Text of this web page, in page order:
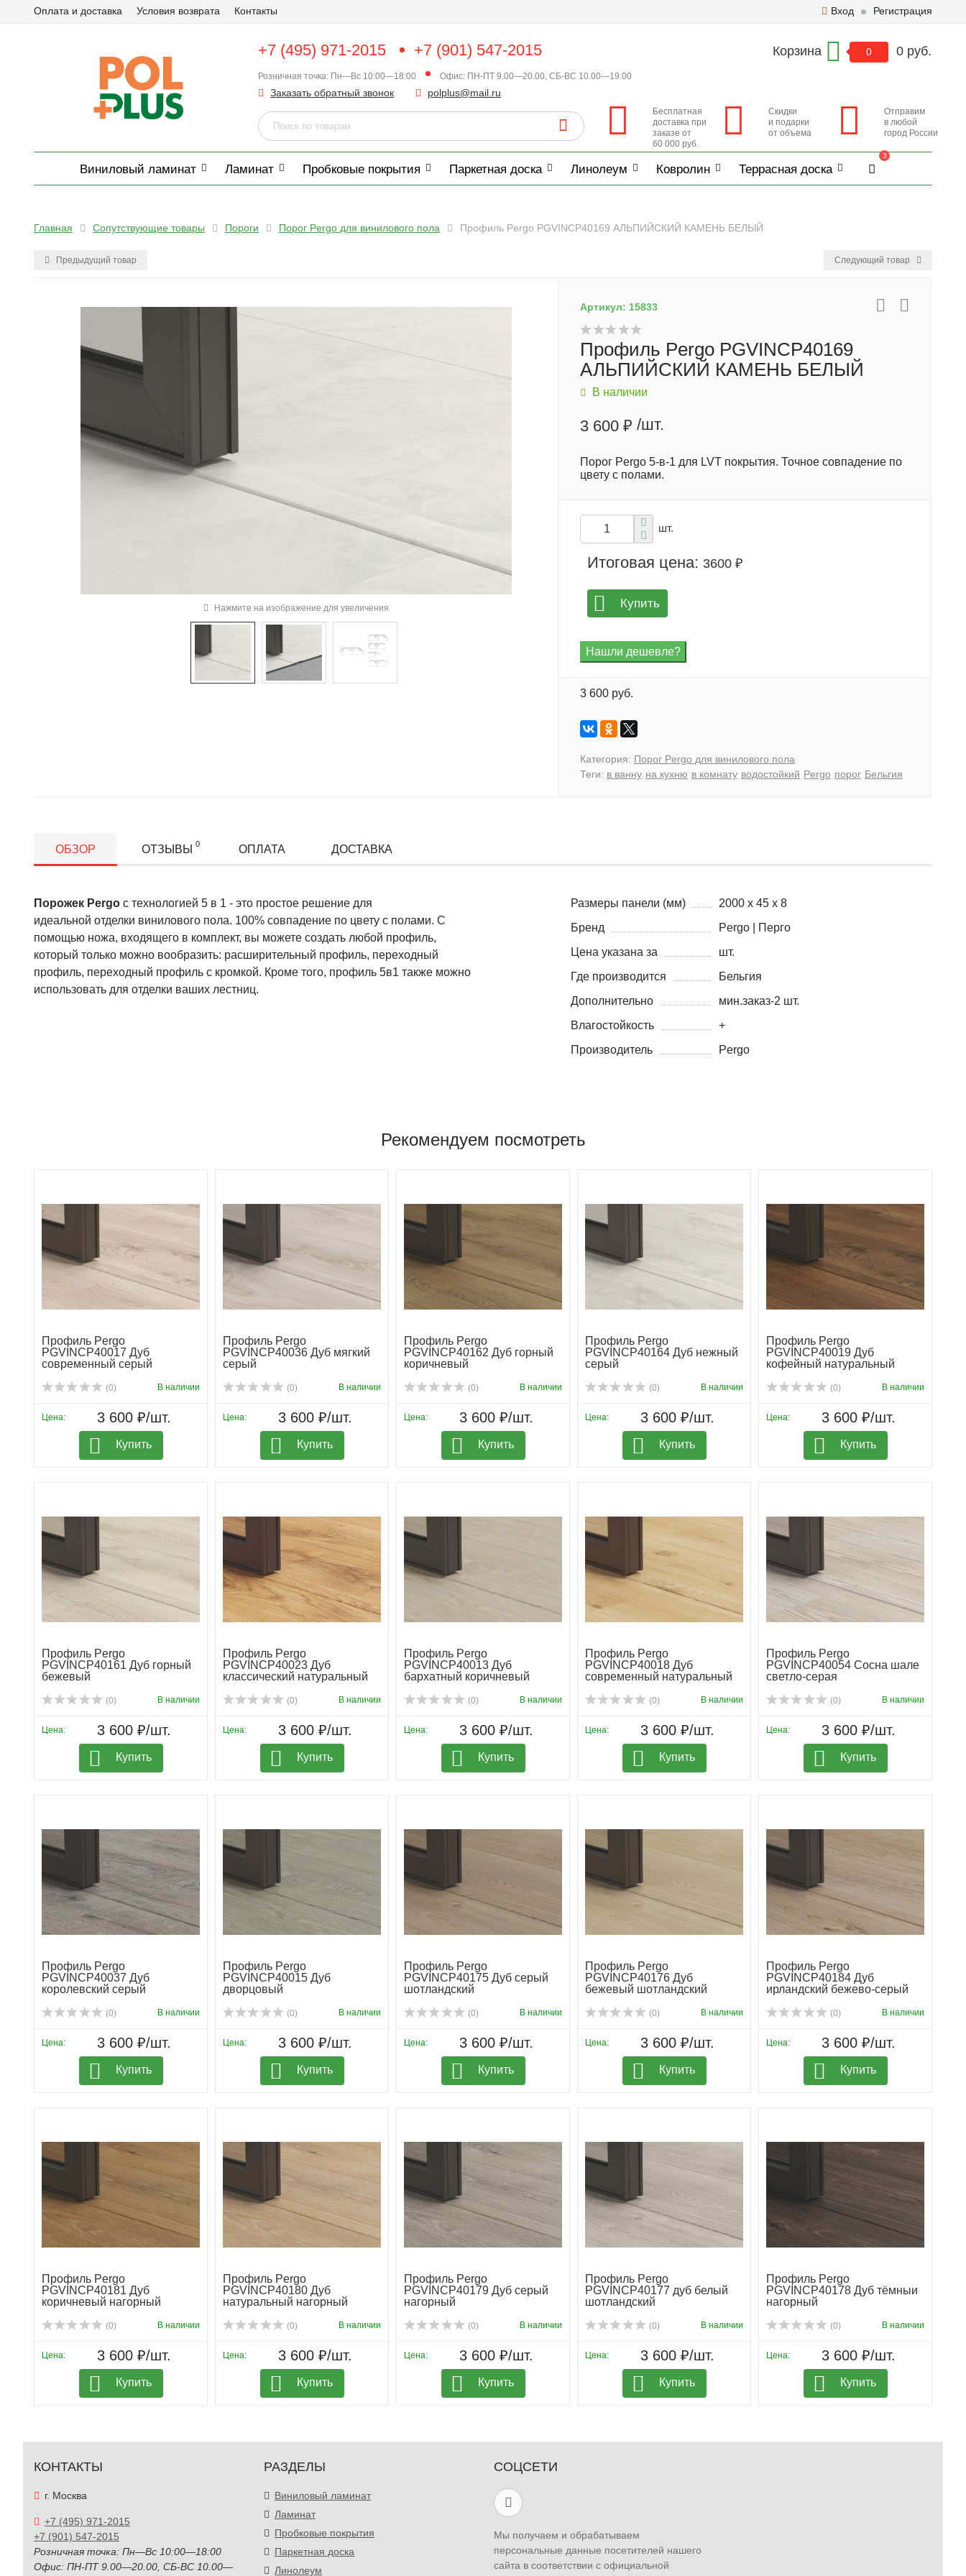
Оплата и доставка Условия возврата Контакты Вход Регистрация
+7 (495) 971-2015 +7 (901) 547-2015
Розничная точка: Пн—Вс 10:00—18:00 Офис: ПН-ПТ 9.00—20.00, СБ-ВС 10.00—19.00
Заказать обратный звонок polplus@mail.ru
Корзина 0 0 руб.
Бесплатная
доставка при
заказе от
60 000 руб.
Скидки
и подарки
от объема
Отправим
в любой
город России
Виниловый ламинат Ламинат Пробковые покрытия Паркетная доска Линолеум Ковролин Террасная доска
3
Главная Сопутствующие товары Пороги Порог Pergo для винилового пола Профиль Pergo PGVINCP40169 АЛЬПИЙСКИЙ КАМЕНЬ БЕЛЫЙ
Предыдущий товар Следующий товар
Нажмите на изображение для увеличения
Артикул: 15833
Профиль Pergo PGVINCP40169
АЛЬПИЙСКИЙ КАМЕНЬ БЕЛЫЙ
В наличии
3 600 ₽ /шт.
Порог Pergo 5-в-1 для LVT покрытия. Точное совпадение по
цвету с полами.
шт.
Итоговая цена: 3600 ₽
Купить
3 600 руб.
Категория: Порог Pergo для винилового пола
Теги: в ванну на кухню в комнату водостойкий Pergo порог Бельгия
ОБЗОР ОТЗЫВЫ 0 ОПЛАТА ДОСТАВКА
Порожек Pergo с технологией 5 в 1 - это простое решение для
идеальной отделки винилового пола. 100% совпадение по цвету с полами. С
помощью ножа, входящего в комплект, вы можете создать любой профиль,
который только можно вообразить: расширительный профиль, переходный
профиль, переходный профиль с кромкой. Кроме того, профиль 5в1 также можно
использовать для отделки ваших лестниц.
Размеры панели (мм)
2000 х 45 х 8
Бренд
Pergo | Перго
Цена указана за
шт.
Где производится
Бельгия
Дополнительно
мин.заказ-2 шт.
Влагостойкость
+
Производитель
Pergo
Рекомендуем посмотреть
Профиль Pergo
PGVINCP40017 Дуб
современный серый
(0) В наличии
Цена: 3 600 ₽/шт.
Купить
Профиль Pergo
PGVINCP40036 Дуб мягкий
серый
(0) В наличии
Цена: 3 600 ₽/шт.
Купить
Профиль Pergo
PGVINCP40162 Дуб горный
коричневый
(0) В наличии
Цена: 3 600 ₽/шт.
Купить
Профиль Pergo
PGVINCP40164 Дуб нежный
серый
(0) В наличии
Цена: 3 600 ₽/шт.
Купить
Профиль Pergo
PGVINCP40019 Дуб
кофейный натуральный
(0) В наличии
Цена: 3 600 ₽/шт.
Купить
Профиль Pergo
PGVINCP40161 Дуб горный
бежевый
(0) В наличии
Цена: 3 600 ₽/шт.
Купить
Профиль Pergo
PGVINCP40023 Дуб
классический натуральный
(0) В наличии
Цена: 3 600 ₽/шт.
Купить
Профиль Pergo
PGVINCP40013 Дуб
бархатный коричневый
(0) В наличии
Цена: 3 600 ₽/шт.
Купить
Профиль Pergo
PGVINCP40018 Дуб
современный натуральный
(0) В наличии
Цена: 3 600 ₽/шт.
Купить
Профиль Pergo
PGVINCP40054 Сосна шале
светло-серая
(0) В наличии
Цена: 3 600 ₽/шт.
Купить
Профиль Pergo
PGVINCP40037 Дуб
королевский серый
(0) В наличии
Цена: 3 600 ₽/шт.
Купить
Профиль Pergo
PGVINCP40015 Дуб
дворцовый
(0) В наличии
Цена: 3 600 ₽/шт.
Купить
Профиль Pergo
PGVINCP40175 Дуб серый
шотландский
(0) В наличии
Цена: 3 600 ₽/шт.
Купить
Профиль Pergo
PGVINCP40176 Дуб
бежевый шотландский
(0) В наличии
Цена: 3 600 ₽/шт.
Купить
Профиль Pergo
PGVINCP40184 Дуб
ирландский бежево-серый
(0) В наличии
Цена: 3 600 ₽/шт.
Купить
Профиль Pergo
PGVINCP40181 Дуб
коричневый нагорный
(0) В наличии
Цена: 3 600 ₽/шт.
Купить
Профиль Pergo
PGVINCP40180 Дуб
натуральный нагорный
(0) В наличии
Цена: 3 600 ₽/шт.
Купить
Профиль Pergo
PGVINCP40179 Дуб серый
нагорный
(0) В наличии
Цена: 3 600 ₽/шт.
Купить
Профиль Pergo
PGVINCP40177 дуб белый
шотландский
(0) В наличии
Цена: 3 600 ₽/шт.
Купить
Профиль Pergo
PGVINCP40178 Дуб тёмныи
нагорный
(0) В наличии
Цена: 3 600 ₽/шт.
Купить
КОНТАКТЫ
г. Москва
+7 (495) 971-2015
+7 (901) 547-2015
Розничная точка: Пн—Вс 10:00—18:00
Офис: ПН-ПТ 9.00—20.00, СБ-ВС 10.00—
РАЗДЕЛЫ
Виниловый ламинат
Ламинат
Пробковые покрытия
Паркетная доска
Линолеум
СОЦСЕТИ
Мы получаем и обрабатываем
персональные данные посетителей нашего
сайта в соответствии с официальной